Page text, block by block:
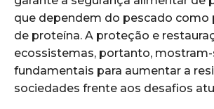
que dependem do pescado como
de proteína. A proteção e
ecossistemas, portanto,
fundamentais para aumentar a
sociedades frente aos desafios